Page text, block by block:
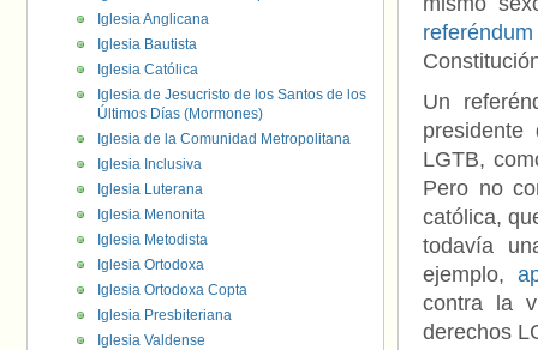
referéndum
Un
LGTB,
Pero no
católica,
todavía
ejemplo,
contra la
derechos
Iglesia Anglicana
Iglesia Bautista
Iglesia Católica
Iglesia de Jesucristo de los Santos de los
Últimos Días (Mormones)
Iglesia de la Comunidad Metropolitana
Iglesia Inclusiva
Iglesia Luterana
Iglesia Menonita
Iglesia Metodista
Iglesia Ortodoxa
Iglesia Ortodoxa Copta
Iglesia Presbiteriana
Iglesia Valdense